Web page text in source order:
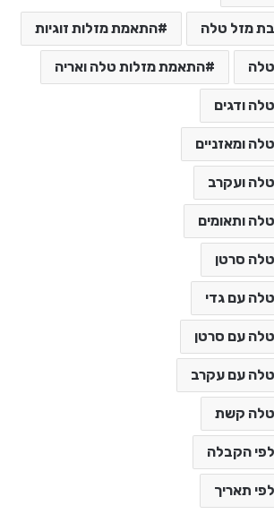
מזל טלה התאמת מזלות זוגיות
התאמת מזלות טלה ואריה
ודגים
ומאזניים
ועקרב
ותאומים
סרטן
עם גדי
עם סרטן
עם עקרב
טלה קשת
הקבלה
תאריך